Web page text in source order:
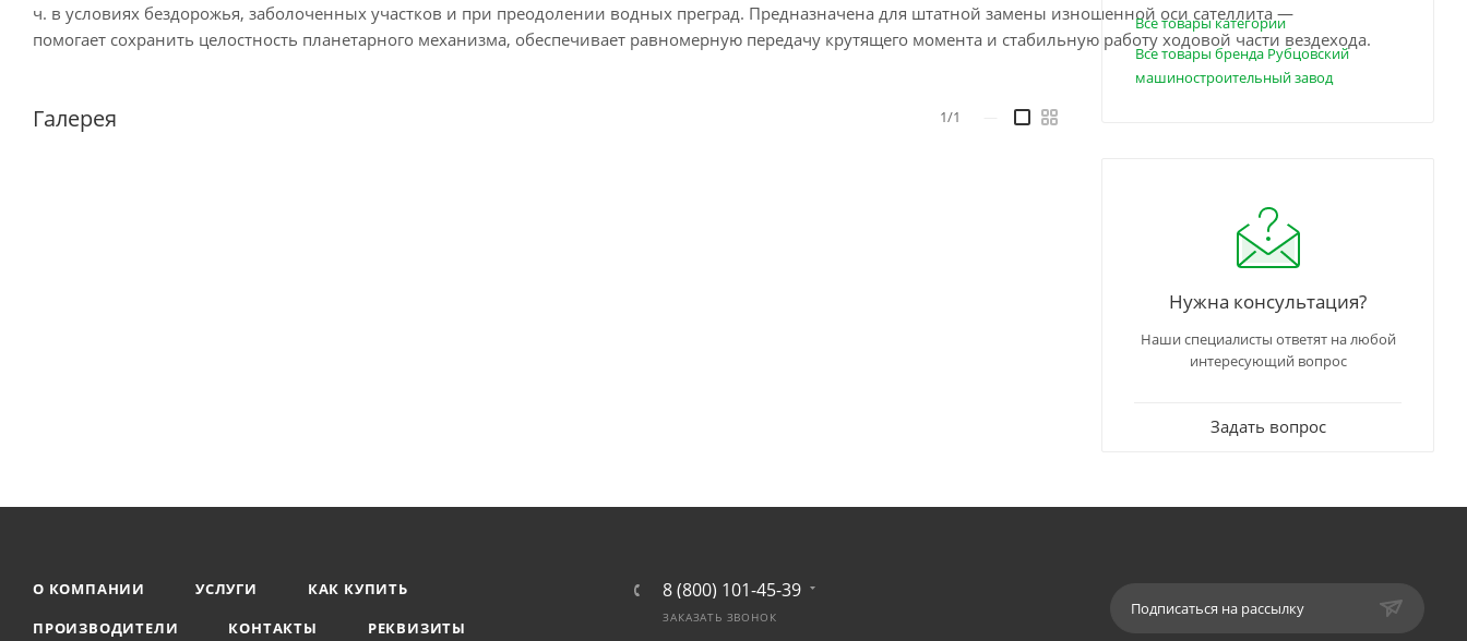
ч. в условиях бездорожья, заболоченных участков и при преодолении водных преград. Предназначена для штатной замены изношенной оси сателлита —
помогает сохранить целостность планетарного механизма, обеспечивает равномерную передачу крутящего момента и стабильную работу ходовой части вездехода.
Галерея 1/1
Все товары категории
Все товары бренда Рубцовский
машиностроительный завод
Нужна консультация?
Наши специалисты ответят на любой
интересующий вопрос
Задать вопрос
О КОМПАНИИ УСЛУГИ
КАК КУПИТЬ
ПРОИЗВОДИТЕЛИ
КОНТАКТЫ РЕКВИЗИТЫ
8 (800) 101-45-39
ЗАКАЗАТЬ ЗВОНОК Подписаться на рассылку